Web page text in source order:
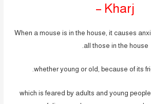
– Kharj
When a mouse is in the house, it causes
all those in the house.
whether young or old, because of its
which is feared by adults and young